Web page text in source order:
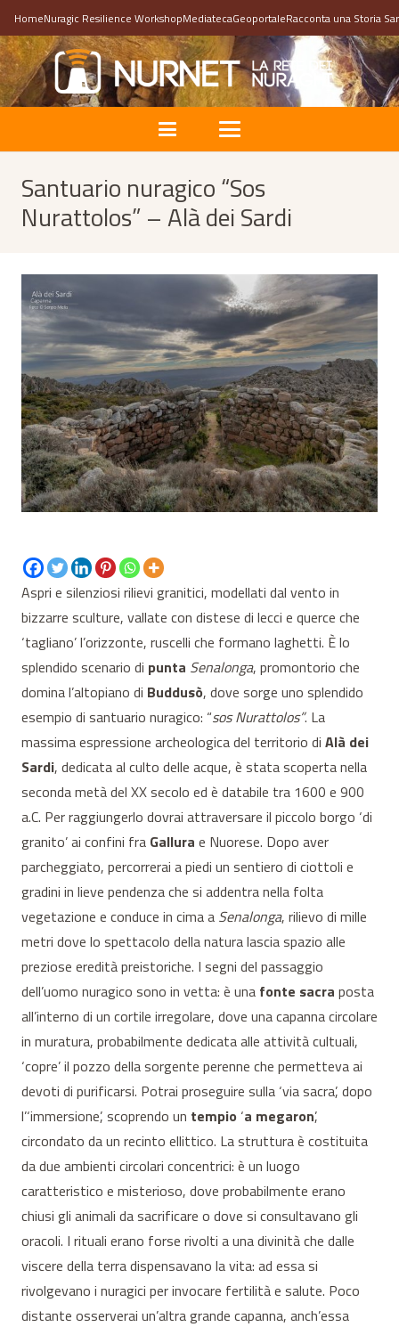
HomeNuragic Resilience WorkshopMediatecaGeoportaleRacconta una Storia
Santuario nuragico “Sos
Nurattolos” – Alà dei Sardi
Aspri e silenziosi rilievi granitici, modellati dal vento in
bizzarre sculture, vallate con distese di lecci e querce che
‘tagliano’ l’orizzonte, ruscelli che formano laghetti. È lo
splendido scenario di punta Senalonga, promontorio che
domina l’altopiano di Buddusò, dove sorge uno splendido
esempio di santuario nuragico: “sos Nurattolos”. La
massima espressione archeologica del territorio di Alà dei
Sardi, dedicata al culto delle acque, è stata scoperta nella
seconda metà del XX secolo ed è databile tra 1600 e 900
a.C. Per raggiungerlo dovrai attraversare il piccolo borgo ‘di
granito’ ai confini fra Gallura e Nuorese. Dopo aver
parcheggiato, percorrerai a piedi un sentiero di ciottoli e
gradini in lieve pendenza che si addentra nella folta
vegetazione e conduce in cima a Senalonga, rilievo di mille
metri dove lo spettacolo della natura lascia spazio alle
preziose eredità preistoriche. I segni del passaggio
dell’uomo nuragico sono in vetta: è una fonte sacra posta
all’interno di un cortile irregolare, dove una capanna circolare
in muratura, probabilmente dedicata alle attività cultuali,
‘copre’ il pozzo della sorgente perenne che permetteva ai
devoti di purificarsi. Potrai proseguire sulla ‘via sacra’, dopo
l’‘immersione’, scoprendo un tempio ‘a megaron’,
circondato da un recinto ellittico. La struttura è costituita
da due ambienti circolari concentrici: è un luogo
caratteristico e misterioso, dove probabilmente erano
chiusi gli animali da sacrificare o dove si consultavano gli
oracoli. I rituali erano forse rivolti a una divinità che dalle
viscere della terra dispensavano la vita: ad essa si
rivolgevano i nuragici per invocare fertilità e salute. Poco
distante osserverai un’altra grande capanna, anch’essa